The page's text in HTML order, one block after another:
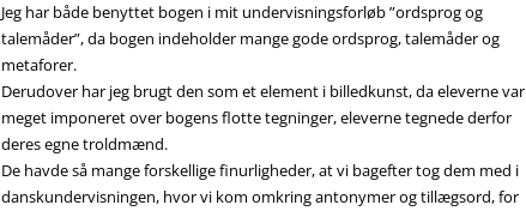
Jeg har både benyttet bogen i mit undervisningsforløb ”ordsprog og
talemåder”, da bogen indeholder mange gode ordsprog, talemåder og
metaforer.
Derudover har jeg brugt den som et element i billedkunst, da eleverne var
meget imponeret over bogens flotte tegninger, eleverne tegnede derfor
deres egne troldmænd.
De havde så mange forskellige finurligheder, at vi bagefter tog dem med i
danskundervisningen, hvor vi kom omkring antonymer og tillægsord, for